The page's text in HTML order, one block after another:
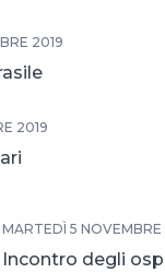
2019
2019
MARTEDÌ 5 NOVEMBRE
Incontro degli